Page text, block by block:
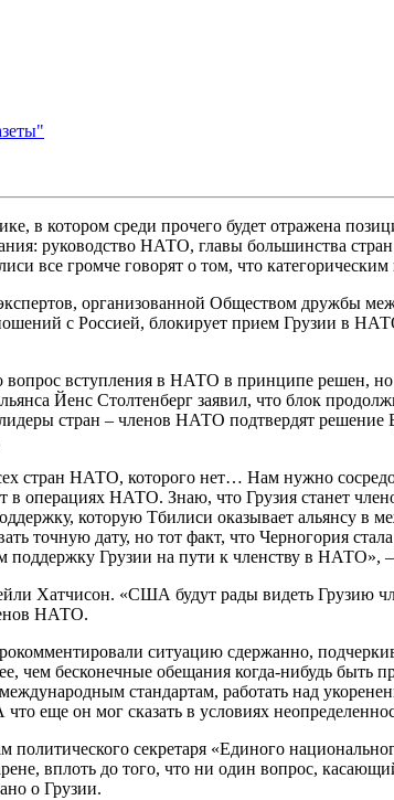
котором среди прочего будет отражена
руководство НАТО, главы большинства
все громче говорят о том, что
организованной Обществом дружбы
с Россией, блокирует прием Грузии в
вступления в НАТО в принципе решен,
Йенс Столтенберг заявил, что блок
стран – членов НАТО подтвердят решение
стран НАТО, которого нет… Нам нужно
в операциях НАТО. Знаю, что Грузия станет
которую Тбилиси оказывает альянсу
точную дату, но тот факт, что Черногория
Грузии на пути к членству в НАТО»,
Хатчисон. «США будут рады видеть Грузию
НАТО.
ситуацию сдержанно,
чем бесконечные обещания когда-нибудь быть
стандартам, работать над
еще он мог сказать в условиях
политического секретаря «Единого
вплоть до того, что ни один вопрос,
о Грузии.